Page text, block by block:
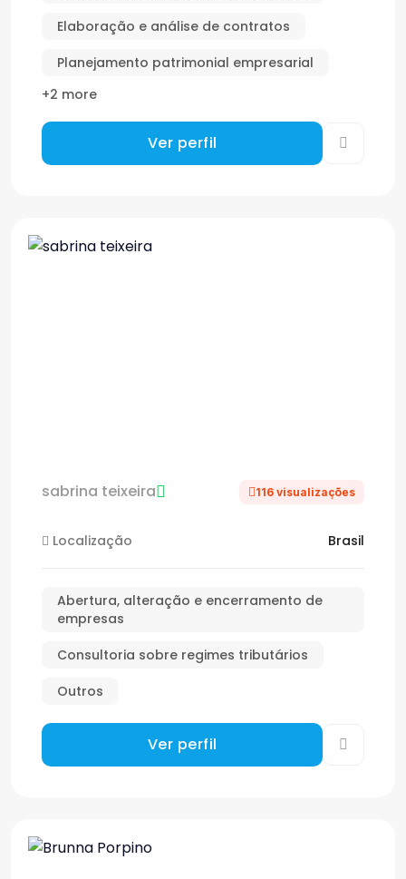
Elaboração e análise de contratos
Planejamento patrimonial empresarial
+2 more
Ver perfil
sabrina teixeira 116 visualizações
Localização Brasil
Abertura, alteração e encerramento de
empresas
Consultoria sobre regimes tributários
Outros
Ver perfil